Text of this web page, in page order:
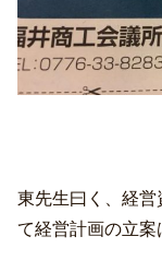
東先生曰く、経
て経営計画の立案